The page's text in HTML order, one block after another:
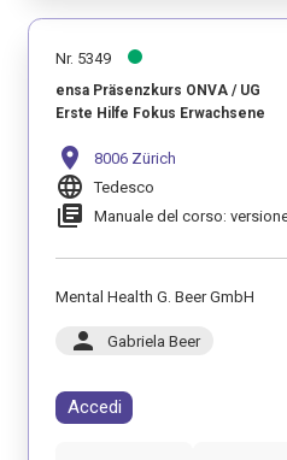
Nr. 5349
ensa Präsenzkurs ONVA / UG
Erste Hilfe Fokus Erwachsene
location_on 8006 Zürich
language Tedesco
library_books Manuale del corso:
Mental Health G. Beer GmbH
person Gabriela Beer
Accedi